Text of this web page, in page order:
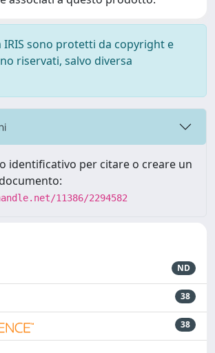
sono protetti da copyright e
riservati, salvo diversa
identificativo per citare o creare un
11386/2294582
ND
38
38